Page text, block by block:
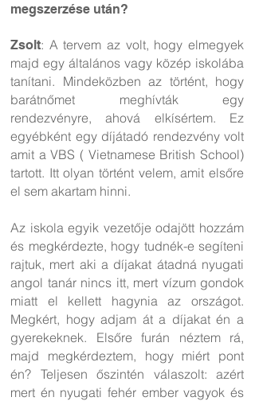
megszerzése után?
Zsolt: A tervem az volt, hogy elmegyek
majd egy általános vagy közép iskolába
tanítani. Mindeközben az történt, hogy
barátnőmet meghívták egy
rendezvényre, ahová elkísértem. Ez
egyébként egy díjátadó rendezvény volt
amit a VBS ( Vietnamese British School)
tartott. Itt olyan történt velem, amit elsőre
el sem akartam hinni.
Az iskola egyik vezetője odajött hozzám
és megkérdezte, hogy tudnék-e segíteni
rajtuk, mert aki a díjakat átadná nyugati
angol tanár nincs itt, mert vízum gondok
miatt el kellett hagynia az országot.
Megkért, hogy adjam át a díjakat én a
gyerekeknek. Elsőre furán néztem rá,
majd megkérdeztem, hogy miért pont
én? Teljesen őszintén válaszolt: azért
mert én nyugati fehér ember vagyok és